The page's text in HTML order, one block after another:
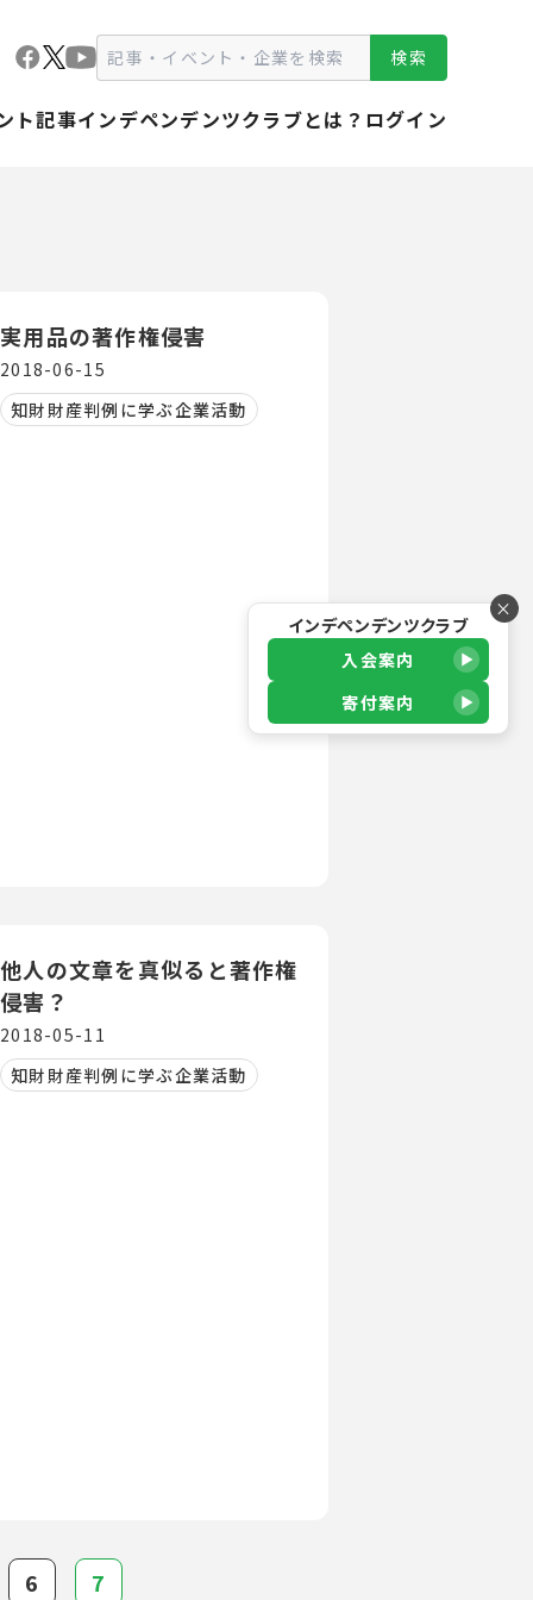
検索
ト記事インデペンデンツクラブとは？ ログイン
実用品の著作権侵害
2018-06-15
知財財産判例に学ぶ企業活動
他人の文章を真似ると著作権
侵害？
2018-05-11
知財財産判例に学ぶ企業活動
6 7
×
インデペンデンツクラブ
入会案内
寄付案内